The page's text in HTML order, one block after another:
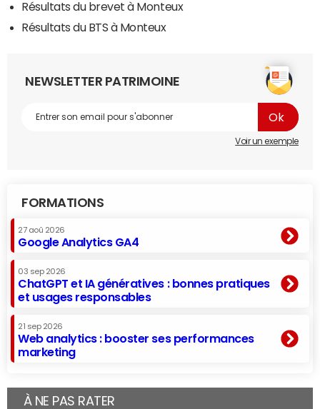
Résultats du brevet à Monteux
Résultats du BTS à Monteux
NEWSLETTER PATRIMOINE
Voir un exemple
FORMATIONS
27 aoû 2026
Google Analytics GA4
03 sep 2026
ChatGPT et IA génératives : bonnes pratiques
et usages responsables
21 sep 2026
Web analytics : booster ses performances
marketing
À NE PAS RATER